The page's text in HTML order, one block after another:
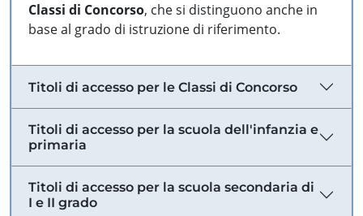
Classi di Concorso, che si distinguono anche in
base al grado di istruzione di riferimento.
Titoli di accesso per le Classi di Concorso
Titoli di accesso per la scuola dell'infanzia e
primaria
Titoli di accesso per la scuola secondaria di
I e II grado